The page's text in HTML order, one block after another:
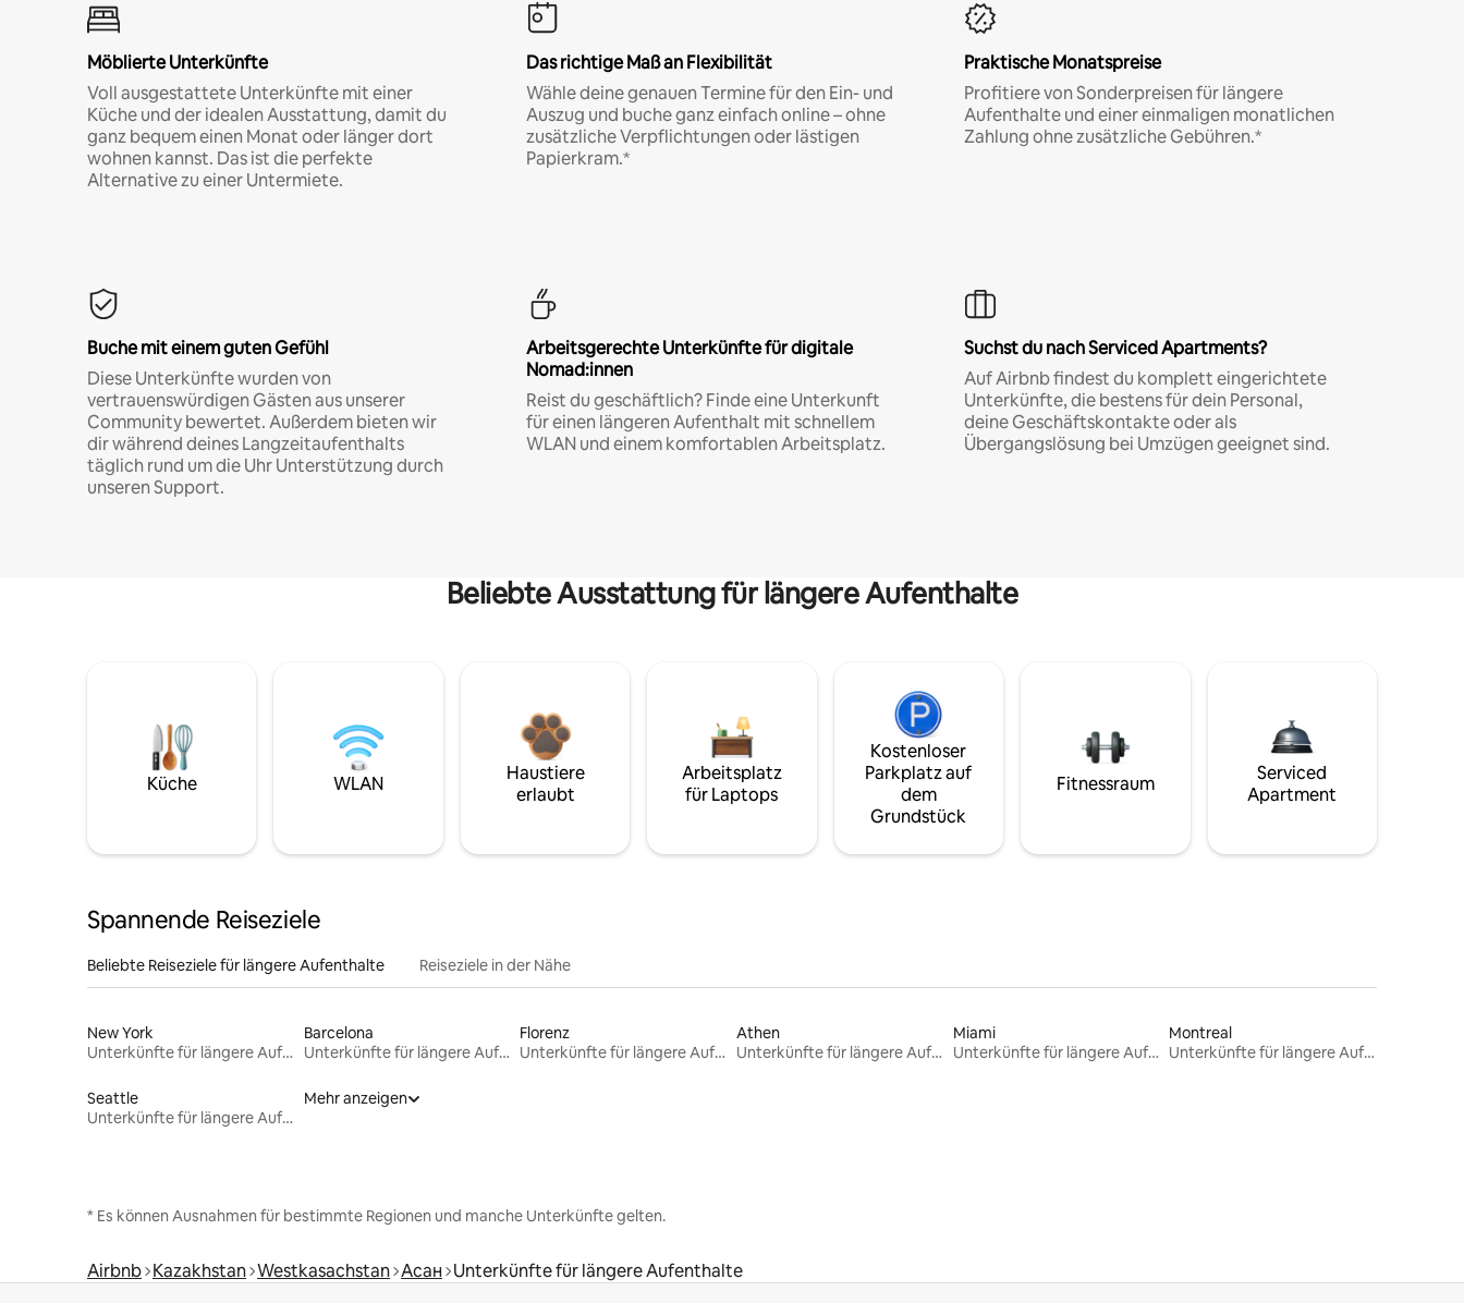
Möblierte Unterkünfte
Voll ausgestattete Unterkünfte mit einer
Küche und der idealen Ausstattung, damit du
ganz bequem einen Monat oder länger dort
wohnen kannst. Das ist die perfekte
Alternative zu einer Untermiete.
Das richtige Maß an Flexibilität
Wähle deine genauen Termine für den Ein- und
Auszug und buche ganz einfach online – ohne
zusätzliche Verpflichtungen oder lästigen
Papierkram.*
Praktische Monatspreise
Profitiere von Sonderpreisen für längere
Aufenthalte und einer einmaligen monatlichen
Zahlung ohne zusätzliche Gebühren.*
Buche mit einem guten Gefühl
Diese Unterkünfte wurden von
vertrauenswürdigen Gästen aus unserer
Community bewertet. Außerdem bieten wir
dir während deines Langzeitaufenthalts
täglich rund um die Uhr Unterstützung durch
unseren Support.
Arbeitsgerechte Unterkünfte für digitale
Nomad:innen
Reist du geschäftlich? Finde eine Unterkunft
für einen längeren Aufenthalt mit schnellem
WLAN und einem komfortablen Arbeitsplatz.
Suchst du nach Serviced Apartments?
Auf Airbnb findest du komplett eingerichtete
Unterkünfte, die bestens für dein Personal,
deine Geschäftskontakte oder als
Übergangslösung bei Umzügen geeignet sind.
Beliebte Ausstattung für längere Aufenthalte
Küche WLAN
Haustiere
erlaubt
Arbeitsplatz
für Laptops
Kostenloser
Parkplatz auf
dem
Grundstück
Fitnessraum
Serviced
Apartment
Spannende Reiseziele
Beliebte Reiseziele für längere Aufenthalte Reiseziele in der Nähe
New York
Unterkünfte für längere Aufenthalte
Barcelona
Unterkünfte für längere Aufenthalte
Florenz
Unterkünfte für längere Aufenthalte
Athen
Unterkünfte für längere Aufenthalte
Miami
Unterkünfte für längere Aufenthalte
Montreal
Unterkünfte für längere Aufenthalte
Seattle
Unterkünfte für längere Aufenthalte
Mehr anzeigen
* Es können Ausnahmen für bestimmte Regionen und manche Unterkünfte gelten.
Airbnb Kazakhstan Westkasachstan Асан Unterkünfte für längere Aufenthalte